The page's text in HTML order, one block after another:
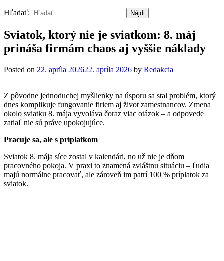
Hľadať:
Sviatok, ktorý nie je sviatkom: 8. máj
prináša firmám chaos aj vyššie náklady
Posted on 22. apríla 202622. apríla 2026 by Redakcia
Z pôvodne jednoduchej myšlienky na úsporu sa stal problém, ktorý
dnes komplikuje fungovanie firiem aj život zamestnancov. Zmena
okolo sviatku 8. mája vyvoláva čoraz viac otázok – a odpovede
zatiaľ nie sú práve upokojujúce.
Pracuje sa, ale s príplatkom
Sviatok 8. mája síce zostal v kalendári, no už nie je dňom
pracovného pokoja. V praxi to znamená zvláštnu situáciu – ľudia
majú normálne pracovať, ale zároveň im patrí 100 % príplatok za
sviatok.